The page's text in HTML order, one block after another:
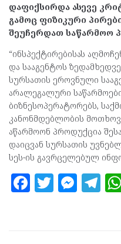
დაფიქსირდა ასევე
გამოც ფიზიკური
შეუჩერდათ საწარმოო
“ინსპექტირებისას
და სააგენტოს
სურსათის ეროვნული
არალეგალური
ბიზნესოპერატორებს,
კანონმდებლობის
აწარმოონ პროდუქცია
დაიცვან სურსათის
სეს-ის გავრცელებულ
F T M T